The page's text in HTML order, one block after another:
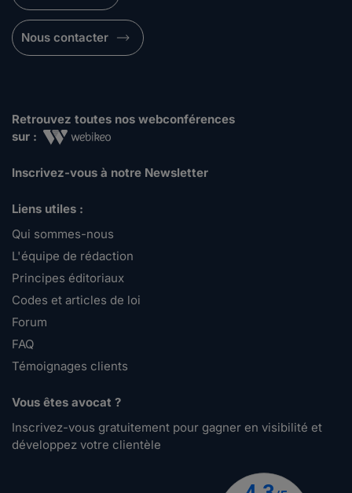
Nous contacter
Retrouvez toutes nos webconférences
sur :
Inscrivez-vous à notre Newsletter
Liens utiles :
Qui sommes-nous
L'équipe de rédaction
Principes éditoriaux
Codes et articles de loi
Forum
FAQ
Témoignages clients
Vous êtes avocat ?
Inscrivez-vous gratuitement pour gagner en visibilité et
développez votre clientèle